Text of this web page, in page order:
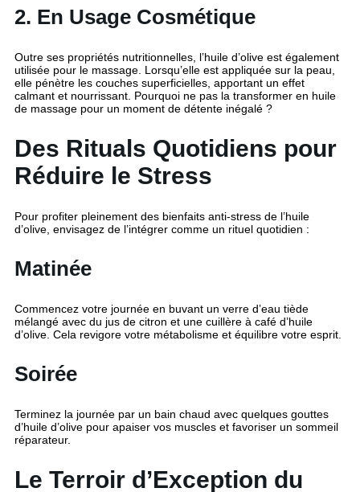
2. En Usage Cosmétique
Outre ses propriétés nutritionnelles, l’huile d’olive est également
utilisée pour le massage. Lorsqu’elle est appliquée sur la peau,
elle pénètre les couches superficielles, apportant un effet
calmant et nourrissant. Pourquoi ne pas la transformer en huile
de massage pour un moment de détente inégalé ?
Des Rituals Quotidiens pour
Réduire le Stress
Pour profiter pleinement des bienfaits anti-stress de l’huile
d’olive, envisagez de l’intégrer comme un rituel quotidien :
Matinée
Commencez votre journée en buvant un verre d’eau tiède
mélangé avec du jus de citron et une cuillère à café d’huile
d’olive. Cela revigore votre métabolisme et équilibre votre esprit.
Soirée
Terminez la journée par un bain chaud avec quelques gouttes
d’huile d’olive pour apaiser vos muscles et favoriser un sommeil
réparateur.
Le Terroir d’Exception du